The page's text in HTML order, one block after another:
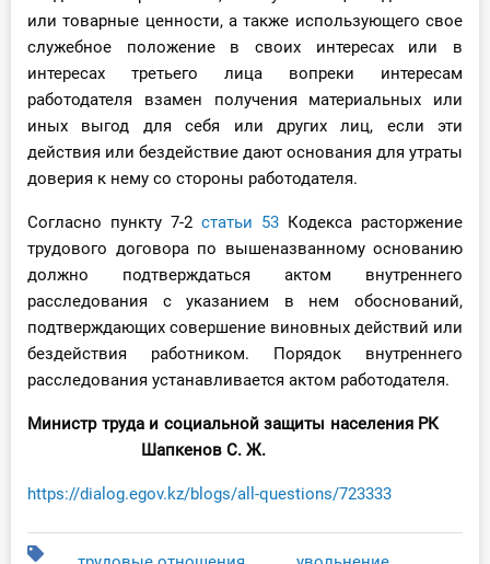
Обучение
Тарифы
Тестирование для
бухгалтера
или товарные ценности, а также использующего свое
служебное положение в своих интересах или в
интересах третьего лица вопреки интересам
работодателя взамен получения материальных или
иных выгод для себя или других лиц, если эти
действия или бездействие дают основания для утраты
доверия к нему со стороны работодателя.
Согласно пункту 7-2 статьи 53 Кодекса расторжение
трудового договора по вышеназванному основанию
должно подтверждаться актом внутреннего
расследования с указанием в нем обоснований,
подтверждающих совершение виновных действий или
бездействия работником. Порядок внутреннего
расследования устанавливается актом работодателя.
Министр труда и социальной защиты населения РК
Шапкенов С. Ж.
https://dialog.egov.kz/blogs/all-questions/723333